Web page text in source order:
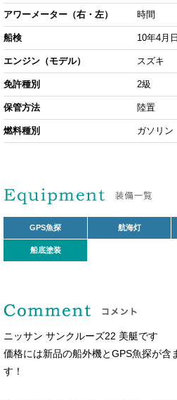
アワーメーター（右・左） 時間
船検 10年4月日
エンジン（モデル） スズキ
免許種別 2級
保管方法 陸置
燃料種別 ガソリン
GPS魚探 航海灯
船底塗装
ニッサン サンクルーズ22 美艇です
価格には新品の船外機とGPS魚探が
す！